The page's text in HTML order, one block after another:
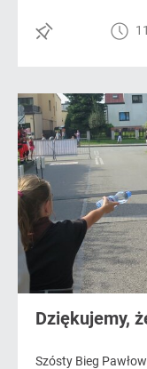
Dziękujemy,
Szósty Bieg